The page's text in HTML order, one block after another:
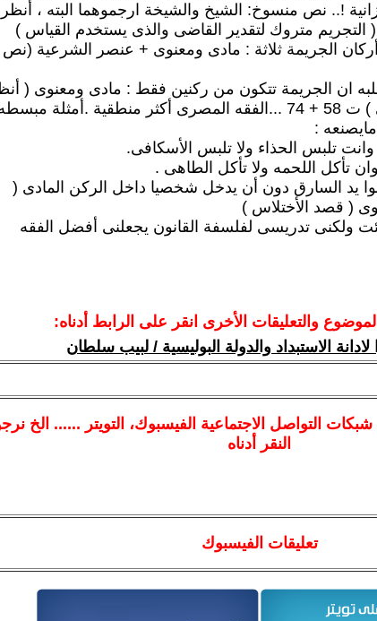
!.. نص منسوخ: الشيخ والشيخة ارجموهما البته ، أنظر
( التجريم متروك لتقدير القاضى والذى يستخدم القياس )
الجريمة ثلاثة : مادى ومعنوى + عنصر الشرعية (نص
ان الجريمة تتكون من ركنين فقط : مادى ومعنوى (
مبسطه :
:
يد السارق دون أن يدخل شخصيا داخل الركن المادى (
( قصد الأختلاس )
ولكنى تدريسى لفلسفة القانون يجعلنى أفضل الفقه
والتعليقات الأخرى انقر على الرابط أدناه:
لادانة الاستبداد والدولة البوليسية / لبيب سلطان
شبكات التواصل الاجتماعية الفيسبوك، التويتر ...... الخ
النقر أدناه
تعليقات الفيسبوك